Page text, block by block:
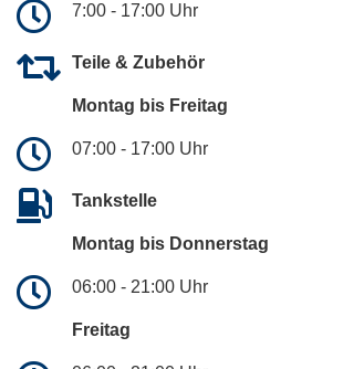
7:00 - 17:00 Uhr
Teile & Zubehör
Montag bis Freitag
07:00 - 17:00 Uhr
Tankstelle
Montag bis Donnerstag
06:00 - 21:00 Uhr
Freitag